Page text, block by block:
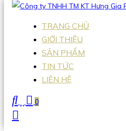
TRANG CHỦ
GIỚI THIỆU
SẢN PHẨM
TIN TỨC
LIÊN HỆ
0